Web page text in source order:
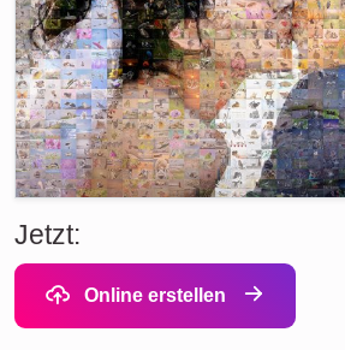
Jetzt:
Online erstellen